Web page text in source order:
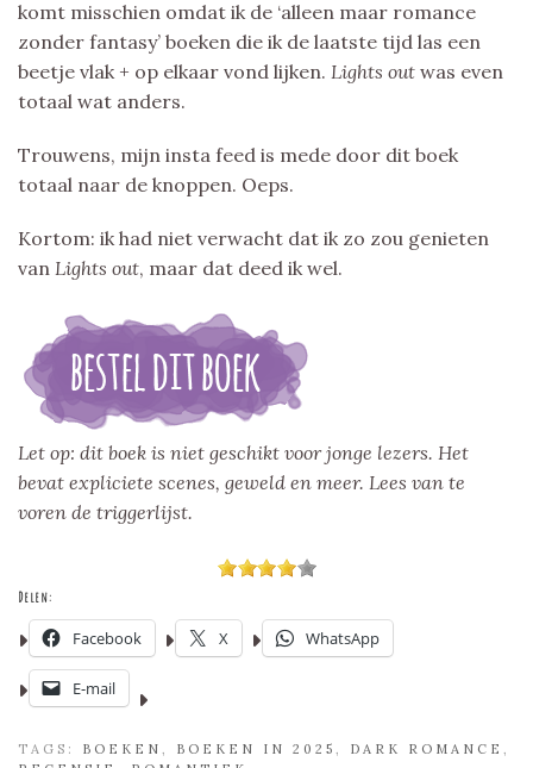
komt misschien omdat ik de ‘alleen maar romance
zonder fantasy’ boeken die ik de laatste tijd las een
beetje vlak + op elkaar vond lijken. Lights out was even
totaal wat anders.
Trouwens, mijn insta feed is mede door dit boek
totaal naar de knoppen. Oeps.
Kortom: ik had niet verwacht dat ik zo zou genieten
van Lights out, maar dat deed ik wel.
Let op: dit boek is niet geschikt voor jonge lezers. Het
bevat expliciete scenes, geweld en meer. Lees van te
voren de triggerlijst.
Delen:
Facebook X WhatsApp
E-mail
TAGS: BOEKEN BOEKEN IN 2025 DARK ROMANCE